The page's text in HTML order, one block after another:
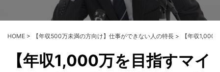
HOME > 【年収500万未満の方向け】仕事ができない人の特長 > 【年収1,000
【年収1,000万を目指すマイ